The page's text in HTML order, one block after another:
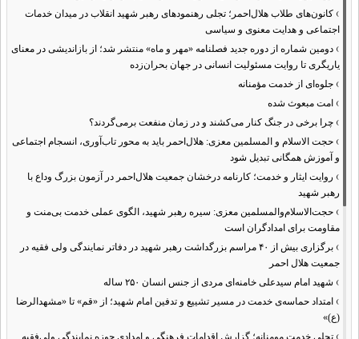
› کانون‌های طلاب هلال‌احمر؛ تجلی رهنمودهای رهبر شهید انقلاب در میدان خدمات
اجتماعی و هدایت معنوی و سیاسی
› دومین شماره از دوره جدید فصلنامه «مهر و ماه» منتشر شد؛ از بازاندیشی در معنای
یاریگری تا روایت مسئولیت انسانی در جهان بحران‌زده
› جلوه‌ای از خدمت مؤمنانه
› امت مبعوث شده
› چرا برخی در جنگ کنار می‌کشند و در زمان منفعت برمی‌گردند؟
› حجت الاسلام و المسلمین معزی: هلال‌احمر باید به محور تاب‌آوری، انسجام اجتماعی
و آموزش همگانی تبدیل شود
› روایت ایثار و خدمت؛ کارنامه درخشان جمعیت هلال‌احمر در آزمون بزرگ وداع با
رهبر شهید
› حجت‌الاسلام‌والمسلمین معزی: سیره رهبر شهید، الگوی عملی خدمت بی‌منت و
مقاومت برای امدادگران است
›
برگزاری بیش از ۴۰ مراسم بزرگداشت رهبر شهید در دفاتر نمایندگی ولی فقیه در
جمعیت هلال احمر
› شهید امام سیدعلی خامنه‌ای مردی از جنس انسان ۲۵۰ ساله
› امتداد حماسه‌ی خدمت در مسیر تشییع و تدفین امام شهید؛ از «قم» تا «مشهدالرضا
(ع)»